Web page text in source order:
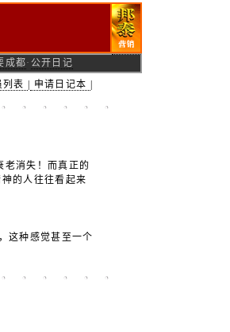
成都· 公开日记
列表 申请日记本
消失！而真正的
的人往往看起来
这种感觉甚至一个